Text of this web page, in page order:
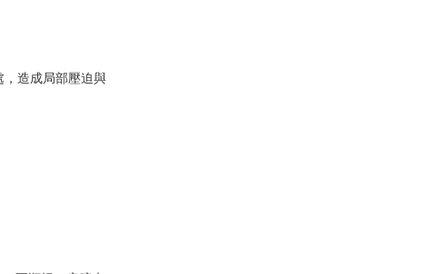
，造成局部壓迫與